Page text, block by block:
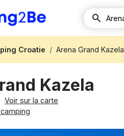
Croatie Arena Grand Kazela
Kazela
Voir sur la carte